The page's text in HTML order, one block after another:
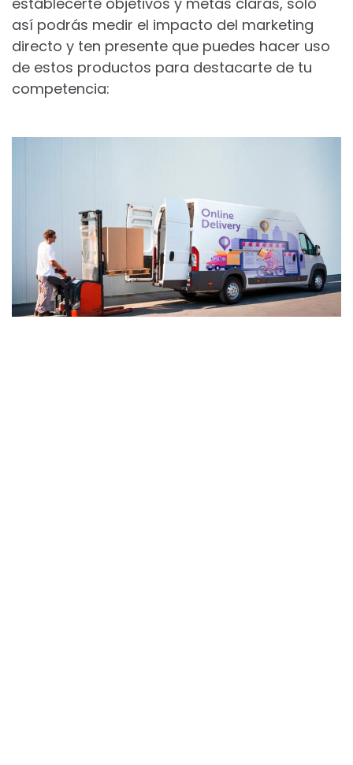
así podrás medir el impacto del marketing
directo y ten presente que puedes hacer uso
de estos productos para destacarte de tu
competencia: